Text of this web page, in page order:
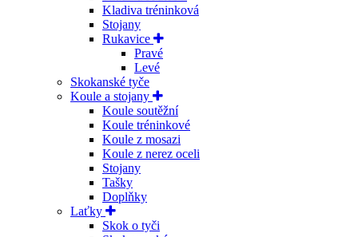
Kladiva tréninková
Stojany
Rukavice
Pravé
Levé
Skokanské tyče
Koule a stojany
Koule soutěžní
Koule tréninkové
Koule z mosazi
Koule z nerez oceli
Stojany
Tašky
Doplňky
Laťky
Skok o tyči